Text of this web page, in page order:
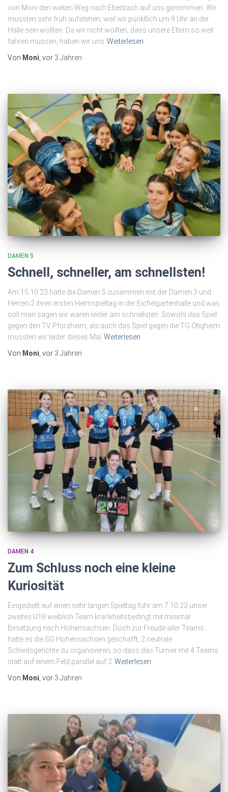
von Moni den weiten Weg nach Eberbach auf uns genommen. Wir
mussten sehr früh aufstehen, weil wir pünktlich um 9 Uhr an der
Halle sein wollten. Da wir nicht wollten, dass unsere Eltern so weit
fahren müssen, haben wir uns Weiterlesen
Von Moni, vor 3 Jahren
DAMEN 5
Schnell, schneller, am schnellsten!
Am 15.10.23 hatte die Damen 5 zusammen mit der Damen 3 und
Herren 2 ihren ersten Heimspieltag in der Eichelgartenhalle und was
soll man sagen wir waren leider am schnellsten. Sowohl das Spiel
gegen den TV Pforzheim, als auch das Spiel gegen die TG Ötigheim
mussten wir leider dieses Mal Weiterlesen
Von Moni , vor 3 Jahren
DAMEN 4
Zum Schluss noch eine kleine
Kuriosität
Eingestellt auf einen sehr langen Spieltag fuhr am 7.10.23 unser
zweites U18 weiblich Team krankheitsbedingt mit minimal
Besetzung nach Hohensachsen. Doch zur Freude aller Teams
hatte es die SG Hohensachsen geschafft, 2 neutrale
Schiedsgerichte zu organisieren, so dass das Turnier mit 4 Teams
statt auf einem Feld parallel auf 2 Weiterlesen
Von Moni , vor 3 Jahren